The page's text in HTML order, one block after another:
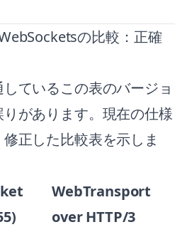
の比較：正確
ているこの表のバージョ
があります。現在の仕様
正した比較表を示しま
WebTransport
over HTTP/3